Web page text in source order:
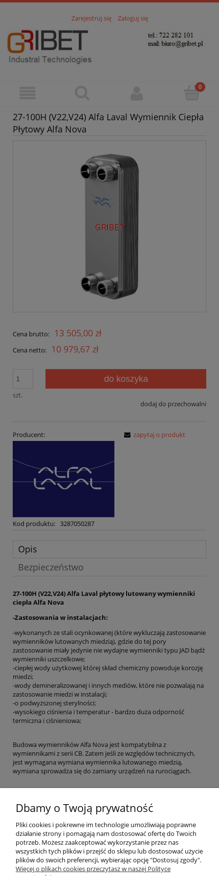
Zarejestruj się Zaloguj się
27-100H (V22,V24) Alfa Laval Wymiennik Ciepła
Płytowy Alfa Nova
Cena brutto: 13 505,00 zł
Cena netto: 10 979,67 zł
szt.
do koszyka
dodaj do przechowalni
Producent:
Kod produktu: 3287050287
zapytaj o produkt
Opis
Bezpieczeństwo
27-100H (V22,V24) Alfa Laval płytowy lutowany wymienniki
ciepła Alfa Nova
-Zastosowania w instalacjach:
-wykonanych ze stali ocynkowanej (które wykluczają zastosowanie
wymienników lutowanych miedzią), gdzie do tej pory
zastosowanie miały jedynie nie wydajne wymienniki typu JAD bądź
wymienniki uszczelkowe;
-ciepłej wody użytkowej której skład chemiczny powoduje korozję
miedzi;
-wody demineralizowanej i innych mediów, które nie pozwalają na
zastosowanie miedzi w instalacji;
-o podwyższonej sterylności;
-wysokiego ciśnienia i temperatur - bardzo duża odporność
termiczna i ciśnieniowa;
Budowa wymienników Alfa Nova jest kompatybilna z
wymiennikami z serii CB. Zatem jeśli ze względów technicznych,
jest wymagana wymiana wymiennika lutowanego miedzią,
wymiana sprowadza się do zamiany urządzeń na rurociągach.
prosimy o kontakt z działem handlowym:
MAIL:biuro@gribet.plTEL. 722 282 101
Pliki do pobrania:
Karta katalogowa
Pomoc
Dbamy o Twoją prywatność
Pliki cookies i pokrewne im technologie umożliwiają poprawne
działanie strony i pomagają nam dostosować ofertę do Twoich
potrzeb. Możesz zaakceptować wykorzystanie przez nas
wszystkich tych plików i przejść do sklepu lub dostosować użycie
plików do swoich preferencji, wybierając opcję "Dostosuj zgody".
Więcej o plikach cookies przeczytasz w naszej Polityce